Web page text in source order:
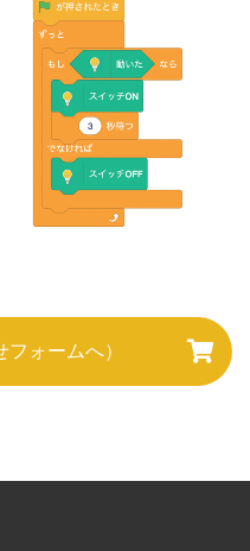
ォームへ）